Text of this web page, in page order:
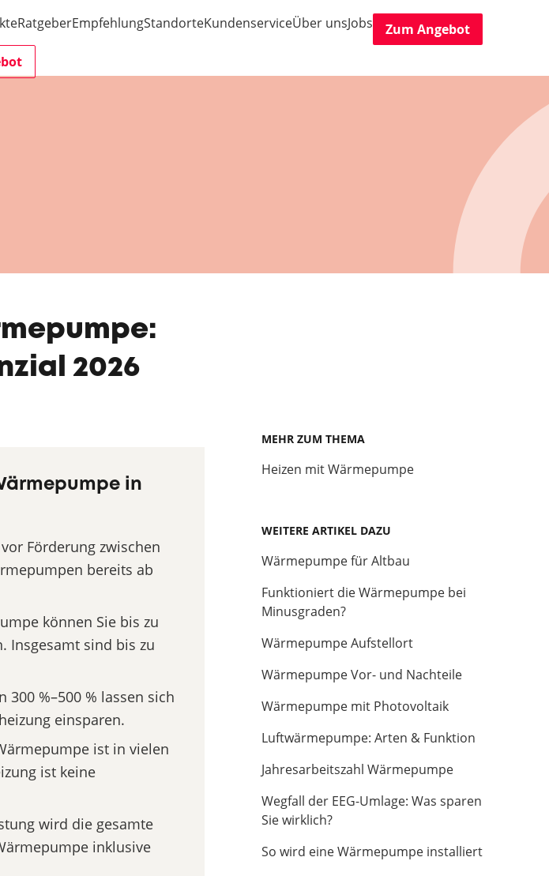
RatgeberEmpfehlungStandorteKundenserviceÜber unsJobs
Zum Angebot
2026
in
Förderung zwischen
bereits ab
können Sie bis zu
Insgesamt sind bis zu
%–500 % lassen sich
einsparen.
ist in vielen
ist keine
wird die gesamte
inklusive
MEHR ZUM THEMA
Heizen mit Wärmepumpe
WEITERE ARTIKEL DAZU
Wärmepumpe für Altbau
Funktioniert die Wärmepumpe bei
Minusgraden?
Wärmepumpe Aufstellort
Wärmepumpe Vor- und Nachteile
Wärmepumpe mit Photovoltaik
Luftwärmepumpe: Arten & Funktion
Jahresarbeitszahl Wärmepumpe
Wegfall der EEG-Umlage: Was sparen
Sie wirklich?
So wird eine Wärmepumpe installiert